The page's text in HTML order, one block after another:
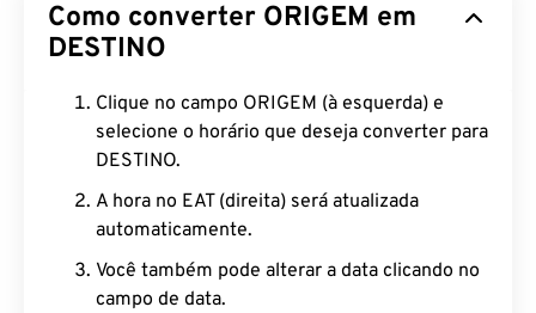
Como converter ORIGEM em
DESTINO
Clique no campo ORIGEM (à esquerda) e
selecione o horário que deseja converter para
DESTINO.
A hora no EAT (direita) será atualizada
automaticamente.
Você também pode alterar a data clicando no
campo de data.